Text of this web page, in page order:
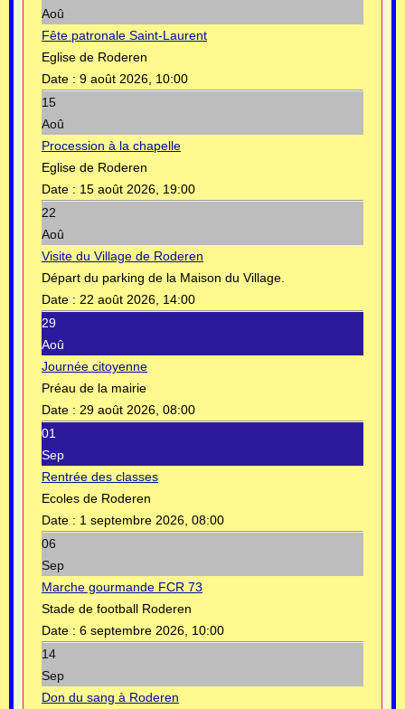
Aoû
Fête patronale Saint-Laurent
Eglise de Roderen
Date : 9 août 2026, 10:00
15
Aoû
Procession à la chapelle
Eglise de Roderen
Date : 15 août 2026, 19:00
22
Aoû
Visite du Village de Roderen
Départ du parking de la Maison du Village.
Date : 22 août 2026, 14:00
29
Aoû
Journée citoyenne
Préau de la mairie
Date : 29 août 2026, 08:00
01
Sep
Rentrée des classes
Ecoles de Roderen
Date : 1 septembre 2026, 08:00
06
Sep
Marche gourmande FCR 73
Stade de football Roderen
Date : 6 septembre 2026, 10:00
14
Sep
Don du sang à Roderen